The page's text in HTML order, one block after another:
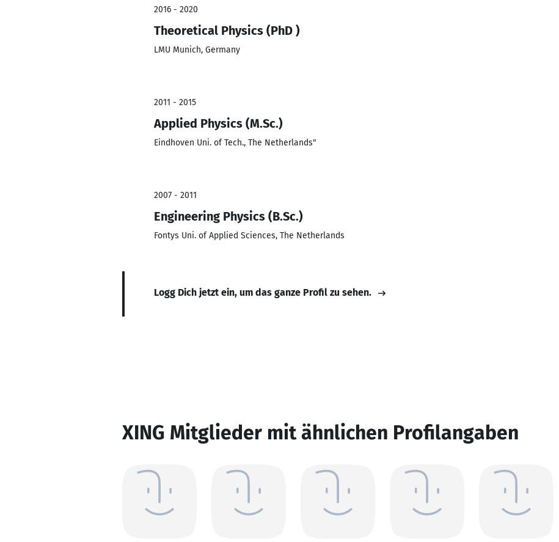
2016 - 2020
Theoretical Physics (PhD )
LMU Munich, Germany
2011 - 2015
Applied Physics (M.Sc.)
Eindhoven Uni. of Tech., The Netherlands"
2007 - 2011
Engineering Physics (B.Sc.)
Fontys Uni. of Applied Sciences, The Netherlands
Logg Dich jetzt ein, um das ganze Profil zu sehen.
XING Mitglieder mit ähnlichen Profilangaben